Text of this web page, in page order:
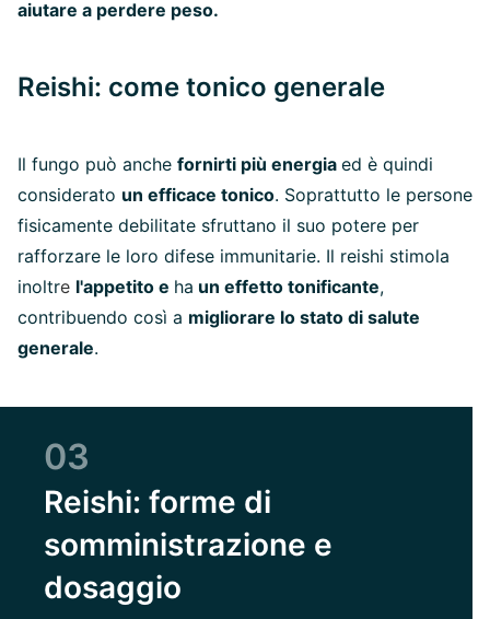
aiutare a perdere peso.
Reishi: come tonico generale
Il fungo può anche fornirti più energia ed è quindi
considerato un efficace tonico. Soprattutto le persone
fisicamente debilitate sfruttano il suo potere per
rafforzare le loro difese immunitarie. Il reishi stimola
inoltre l'appetito e ha un effetto tonificante,
contribuendo così a migliorare lo stato di salute
generale.
03
Reishi: forme di
somministrazione e
dosaggio